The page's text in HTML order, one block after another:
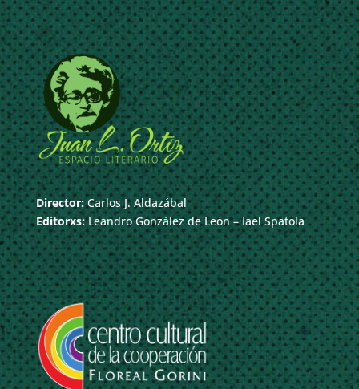
Director:Carlos J. Aldazábal
Editorxs:Leandro González de León – Iael Spatola